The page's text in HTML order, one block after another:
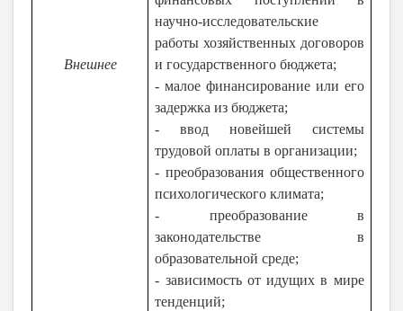
Внешнее
научно-исследовательские
работы хозяйственных договоров
и государственного бюджета;
- малое финансирование или его
задержка из бюджета;
- ввод новейшей системы
трудовой оплаты в организации;
- преобразования общественного
психологического климата;
- преобразование в
законодательстве в
образовательной среде;
- зависимость от идущих в мире
тенденций;